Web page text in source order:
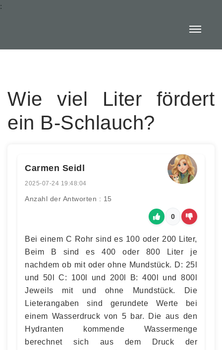
:
Wie viel Liter fördert
ein B-Schlauch?
Carmen Seidl
2025-07-24 19:48:04
Anzahl der Antworten : 15
0
Bei einem C Rohr sind es 100 oder 200 Liter,
Beim B sind es 400 oder 800 Liter je
nachdem ob mit oder ohne Mundstück. D: 25l
und 50l C: 100l und 200l B: 400l und 800l
Jeweils mit und ohne Mundstück. Die
Lieterangaben sind gerundete Werte bei
einem Wasserdruck von 5 bar. Die aus den
Hydranten kommende Wassermenge
berechnet sich aus dem Druck der